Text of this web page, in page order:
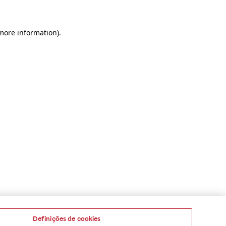
information).
Definições de cookies